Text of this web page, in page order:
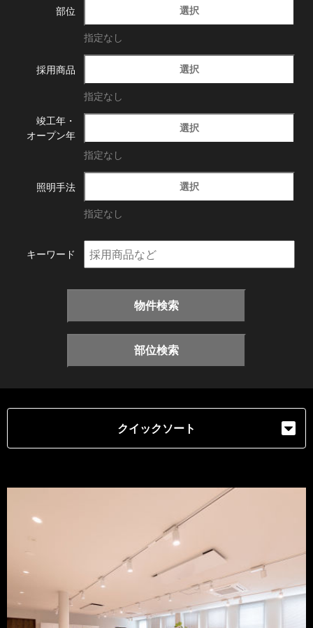
部位 選択
指定なし
採用商品 選択
指定なし
竣工年・
オープン年
選択
指定なし
照明手法 選択
指定なし
キーワード
物件検索
部位検索
クイックソート